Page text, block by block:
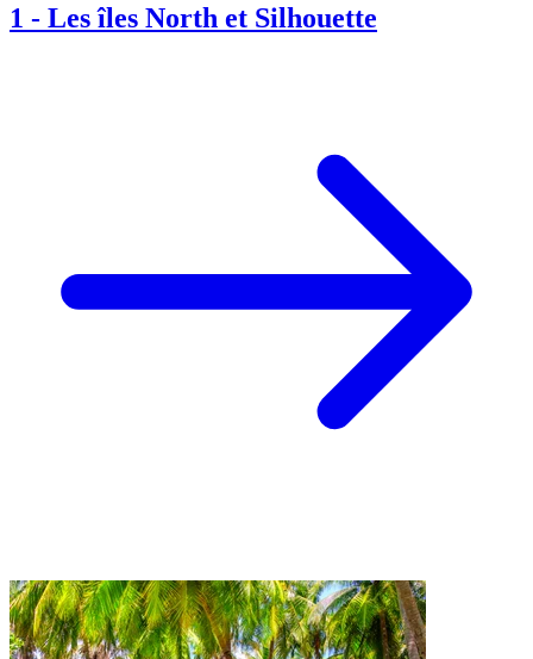
1 - Les îles North et Silhouette